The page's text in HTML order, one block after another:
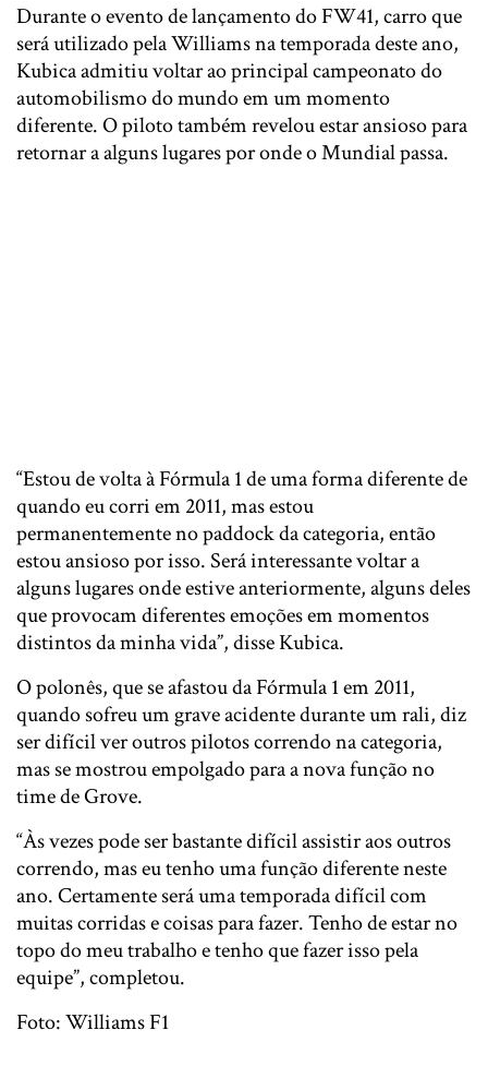
Durante o evento de lançamento do FW41, carro que
será utilizado pela Williams na temporada deste ano,
Kubica admitiu voltar ao principal campeonato do
automobilismo do mundo em um momento
diferente. O piloto também revelou estar ansioso para
retornar a alguns lugares por onde o Mundial passa.
“Estou de volta à Fórmula 1 de uma forma diferente de
quando eu corri em 2011, mas estou
permanentemente no paddock da categoria, então
estou ansioso por isso. Será interessante voltar a
alguns lugares onde estive anteriormente, alguns deles
que provocam diferentes emoções em momentos
distintos da minha vida”, disse Kubica.
O polonês, que se afastou da Fórmula 1 em 2011,
quando sofreu um grave acidente durante um rali, diz
ser difícil ver outros pilotos correndo na categoria,
mas se mostrou empolgado para a nova função no
time de Grove.
“Às vezes pode ser bastante difícil assistir aos outros
correndo, mas eu tenho uma função diferente neste
ano. Certamente será uma temporada difícil com
muitas corridas e coisas para fazer. Tenho de estar no
topo do meu trabalho e tenho que fazer isso pela
equipe”, completou.
Foto: Williams F1